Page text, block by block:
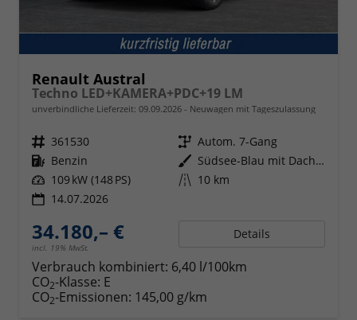
Renault Austral
Techno LED+KAMERA+PDC+19 LM
unverbindliche Lieferzeit: 09.09.2026 Neuwagen mit Tageszulassung
Fahrzeugnr. 361530 Getriebe Autom. 7-Gang
Kraftstoff Benzin Außenfarbe
Südsee-Blau mit Dach in Black-Pearl-Schwarz
Leistung 109 kW (148 PS) Kilometerstand 10 km
14.07.2026
34.180,– €
incl. 19% MwSt.
Details
Verbrauch kombiniert: 6,40 l/100km
CO2-Klasse: E
CO2-Emissionen: 145,00 g/km